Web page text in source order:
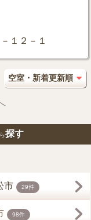
１２－１
探す
市 29件
98件